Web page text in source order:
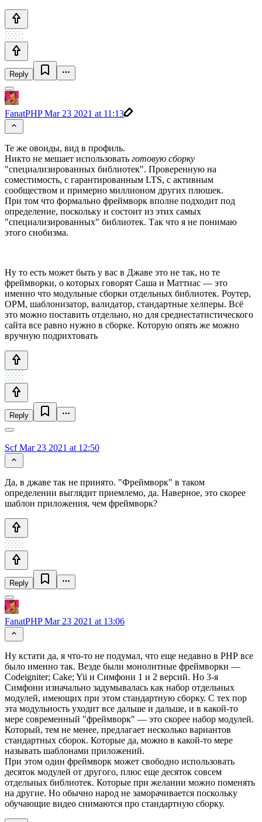
Reply
FanatPHPMar 23 2021 at 11:13
Те же овоиды, вид в профиль.
Никто не мешает использовать готовую сборку
"специализированных библиотек". Проверенную на
соместимость, с гарантированным LTS, с активным
сообществом и примерно миллионом других плюшек.
При том что формально фреймворк вполне подходит под
определение, поскольку и состоит из этих самых
"специализированных" библиотек. Так что я не понимаю
этого снобизма.
Ну то есть может быть у вас в Джаве это не так, но те
фреймворки, о которых говорят Саша и Маттиас — это
именно что модульные сборки отдельных библиотек. Роутер,
ОРМ, шаблонизатор, валидатор, стандартные хелперы. Всё
это можно поставить отдельно, но для среднестатистического
сайта все равно нужно в сборке. Которую опять же можно
вручную подрихтовать
Reply
ScfMar 23 2021 at 12:50
Да, в джаве так не принято. "Фреймворк" в таком
определении выглядит приемлемо, да. Наверное, это скорее
шаблон приложения, чем фреймворк?
Reply
FanatPHPMar 23 2021 at 13:06
Ну кстати да, я что-то не подумал, что еще недавно в РНР все
было именно так. Везде были монолитные фреймворки —
Codeigniter; Cake; Yii и Симфони 1 и 2 версий. Но 3-я
Симфони изначально задумывалась как набор отдельных
модулей, имеющих при этом стандартную сборку. С тех пор
эта модульность уходит все дальше и дальше, и в какой-то
мере современный "фреймворк" — это скорее набор модулей.
Который, тем не менее, предлагает несколько вариантов
стандартных сборок. Которые да, можно в какой-то мере
называть шаблонами приложений.
При этом один фреймворк может свободно использовать
десяток модулей от другого, плюс еще десяток совсем
отдельных библиотек. Которые при желании можно поменять
на другие. Но обычно народ не заморачивается поскольку
обучающие видео снимаются про стандартную сборку.